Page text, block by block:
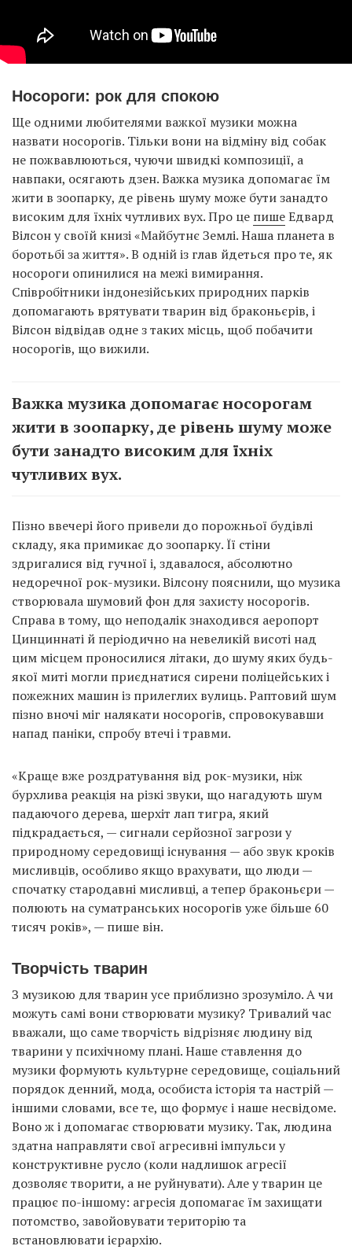
Носороги: рок для спокою
Ще одними любителями важкої музики можна
назвати носорогів. Тільки вони на відміну від собак
не пожвавлюються, чуючи швидкі композиції, а
навпаки, осягають дзен. Важка музика допомагає їм
жити в зоопарку, де рівень шуму може бути занадто
високим для їхніх чутливих вух. Про це пишеЕдвард
Вілсон у своїй книзі «Майбутнє Землі. Наша планета в
боротьбі за життя». В одній із глав йдеться про те, як
носороги опинилися на межі вимирання.
Співробітники індонезійських природних парків
допомагають врятувати тварин від браконьєрів, і
Вілсон відвідав одне з таких місць, щоб побачити
носорогів, що вижили.
Важка музика допомагає носорогам
жити в зоопарку, де рівень шуму може
бути занадто високим для їхніх
чутливих вух.
Пізно ввечері його привели до порожньої будівлі
складу, яка примикає до зоопарку. Її стіни
здригалися від гучної і, здавалося, абсолютно
недоречної рок-музики. Вілсону пояснили, що музика
створювала шумовий фон для захисту носорогів.
Справа в тому, що неподалік знаходився аеропорт
Цинциннаті й періодично на невеликій висоті над
цим місцем проносилися літаки, до шуму яких будь-
якої миті могли приєднатися сирени поліцейських і
пожежних машин із прилеглих вулиць. Раптовий шум
пізно вночі міг налякати носорогів, спровокувавши
напад паніки, спробу втечі і травми.
«Краще вже роздратування від рок-музики, ніж
бурхлива реакція на різкі звуки, що нагадують шум
падаючого дерева, шерхіт лап тигра, який
підкрадається, — сигнали серйозної загрози у
природному середовищі існування — або звук кроків
мисливців, особливо якщо врахувати, що люди —
спочатку стародавні мисливці, а тепер браконьєри —
полюють на суматранських носорогів уже більше 60
тисяч років», — пише він.
Творчість тварин
З музикою для тварин усе приблизно зрозуміло. А чи
можуть самі вони створювати музику? Тривалий час
вважали, що саме творчість відрізняє людину від
тварини у психічному плані. Наше ставлення до
музики формують культурне середовище, соціальний
порядок денний, мода, особиста історія та настрій —
іншими словами, все те, що формує і наше несвідоме.
Воно ж і допомагає створювати музику. Так, людина
здатна направляти свої агресивні імпульси у
конструктивне русло (коли надлишок агресії
дозволяє творити, а не руйнувати). Але у тварин це
працює по-іншому: агресія допомагає їм захищати
потомство, завойовувати територію та
встановлювати ієрархію.